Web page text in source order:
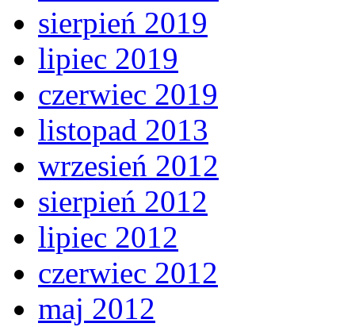
sierpień 2019
lipiec 2019
czerwiec 2019
listopad 2013
wrzesień 2012
sierpień 2012
lipiec 2012
czerwiec 2012
maj 2012